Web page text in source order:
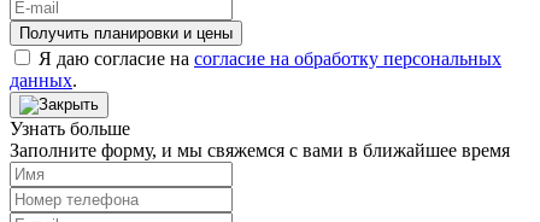
Получить планировки и цены
Я даю согласие на согласие на обработку персональных
данных.
Узнать больше
Заполните форму, и мы свяжемся с вами в ближайшее время